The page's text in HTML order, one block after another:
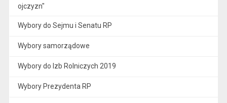
ojczyzn"
Wybory do Sejmu i Senatu RP
Wybory samorządowe
Wybory do Izb Rolniczych 2019
Wybory Prezydenta RP